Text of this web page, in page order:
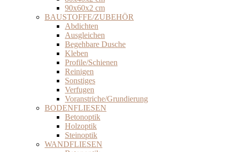
90x60x2 cm
BAUSTOFFE/ZUBEHÖR
Abdichten
Ausgleichen
Begehbare Dusche
Kleben
Profile/Schienen
Reinigen
Sonstiges
Verfugen
Voranstriche/Grundierung
BODENFLIESEN
Betonoptik
Holzoptik
Steinoptik
WANDFLIESEN